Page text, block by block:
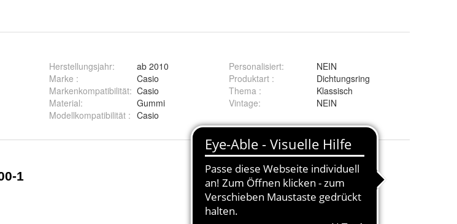
Herstellungsjahr:
ab 2010
Marke :
Casio
Markenkompatibilität: Casio
Material:
Gummi
Modellkompatibilität : Casio
Personalisiert:
NEIN
Produktart :
Dichtungsring
Thema :
Klassisch
Vintage: NEIN